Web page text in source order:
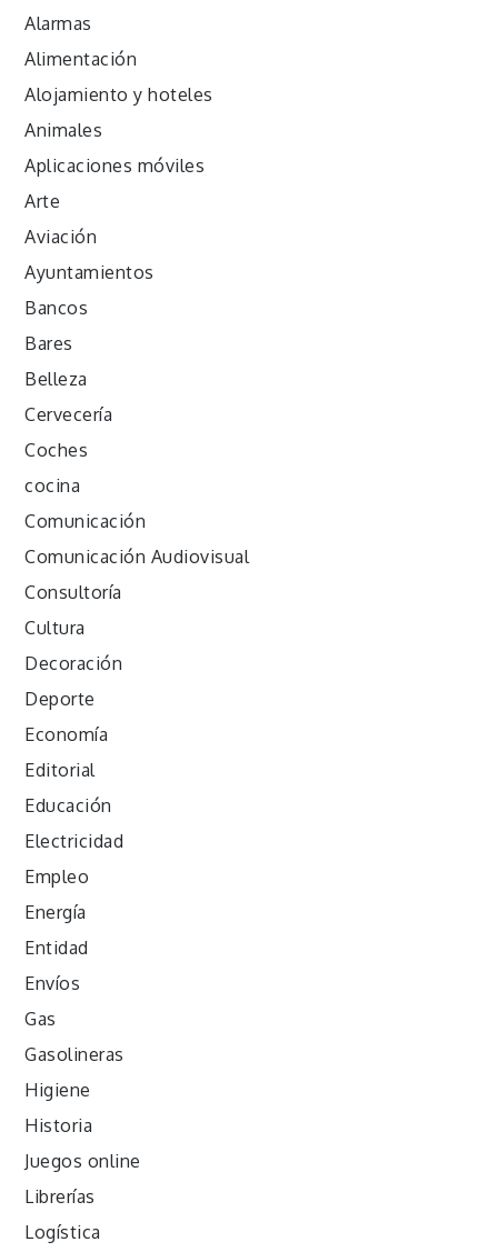
Alarmas
Alimentación
Alojamiento y hoteles
Animales
Aplicaciones móviles
Arte
Aviación
Ayuntamientos
Bancos
Bares
Belleza
Cervecería
Coches
cocina
Comunicación
Comunicación Audiovisual
Consultoría
Cultura
Decoración
Deporte
Economía
Editorial
Educación
Electricidad
Empleo
Energía
Entidad
Envíos
Gas
Gasolineras
Higiene
Historia
Juegos online
Librerías
Logística